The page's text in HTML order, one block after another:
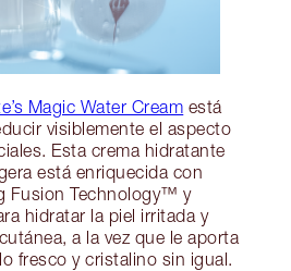
Magic Water Cream está
visiblemente el aspecto
Esta crema hidratante
está enriquecida con
Fusion Technology™ y
hidratar la piel irritada y
a la vez que le aporta
fresco y cristalino sin igual.